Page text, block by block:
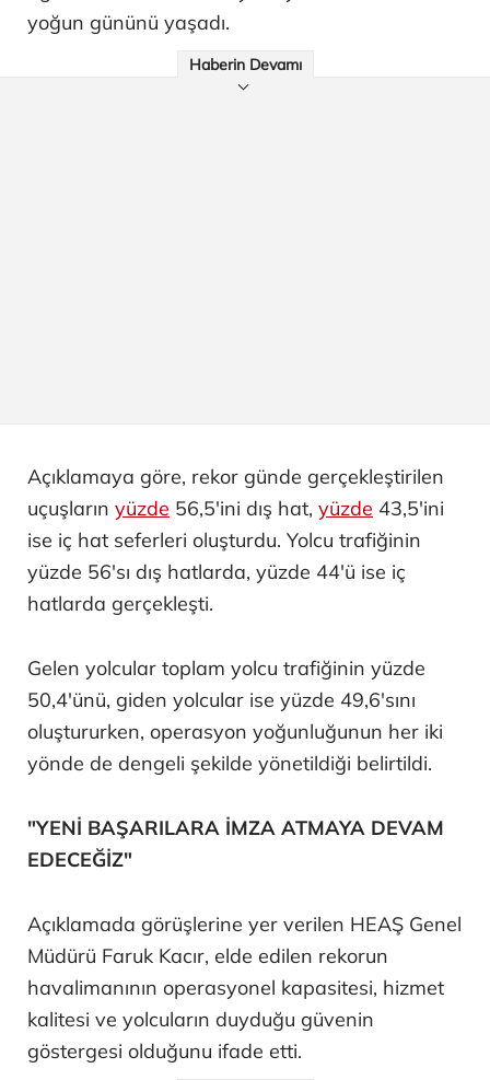
yoğun gününü yaşadı.
Haberin Devamı
Açıklamaya göre, rekor günde gerçekleştirilen
uçuşların yüzde 56,5'ini dış hat, yüzde 43,5'ini
ise iç hat seferleri oluşturdu. Yolcu trafiğinin
yüzde 56'sı dış hatlarda, yüzde 44'ü ise iç
hatlarda gerçekleşti.
Gelen yolcular toplam yolcu trafiğinin yüzde
50,4'ünü, giden yolcular ise yüzde 49,6'sını
oluştururken, operasyon yoğunluğunun her iki
yönde de dengeli şekilde yönetildiği belirtildi.
"YENİ BAŞARILARA İMZA ATMAYA DEVAM
EDECEĞİZ"
Açıklamada görüşlerine yer verilen HEAŞ Genel
Müdürü Faruk Kacır, elde edilen rekorun
havalimanının operasyonel kapasitesi, hizmet
kalitesi ve yolcuların duyduğu güvenin
göstergesi olduğunu ifade etti.